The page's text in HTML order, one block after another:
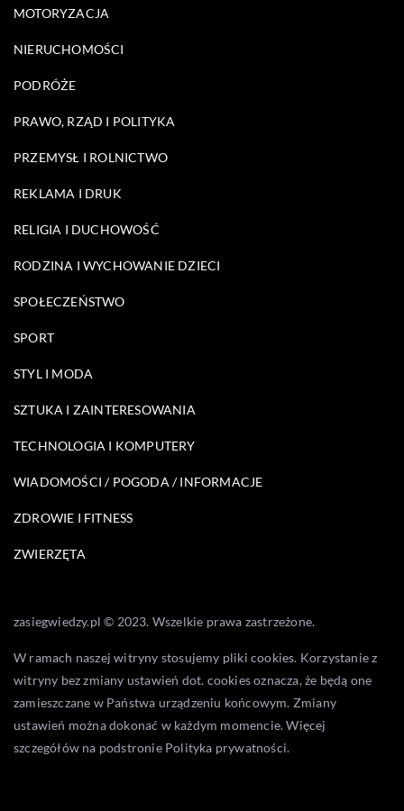
MOTORYZACJA
NIERUCHOMOŚCI
PODRÓŻE
PRAWO, RZĄD I POLITYKA
PRZEMYSŁ I ROLNICTWO
REKLAMA I DRUK
RELIGIA I DUCHOWOŚĆ
RODZINA I WYCHOWANIE DZIECI
SPOŁECZEŃSTWO
SPORT
STYL I MODA
SZTUKA I ZAINTERESOWANIA
TECHNOLOGIA I KOMPUTERY
WIADOMOŚCI / POGODA / INFORMACJE
ZDROWIE I FITNESS
ZWIERZĘTA
zasiegwiedzy.pl © 2023. Wszelkie prawa zastrzeżone.
W ramach naszej witryny stosujemy pliki cookies. Korzystanie z
witryny bez zmiany ustawień dot. cookies oznacza, że będą one
zamieszczane w Państwa urządzeniu końcowym. Zmiany
ustawień można dokonać w każdym momencie. Więcej
szczegółów na podstronie Polityka prywatności.